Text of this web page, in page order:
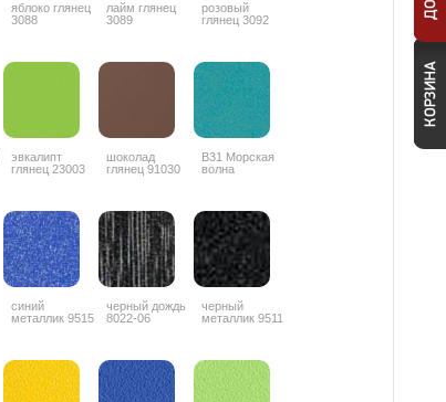
яблоко глянец
3088
лайм глянец
3089
розовый
глянец 3092
эвкалипт
глянец 23003
шоколад
глянец 91030
В31 Морская
волна
синий
металлик 9515
черный дождь
8022-06
черный
металлик 9511